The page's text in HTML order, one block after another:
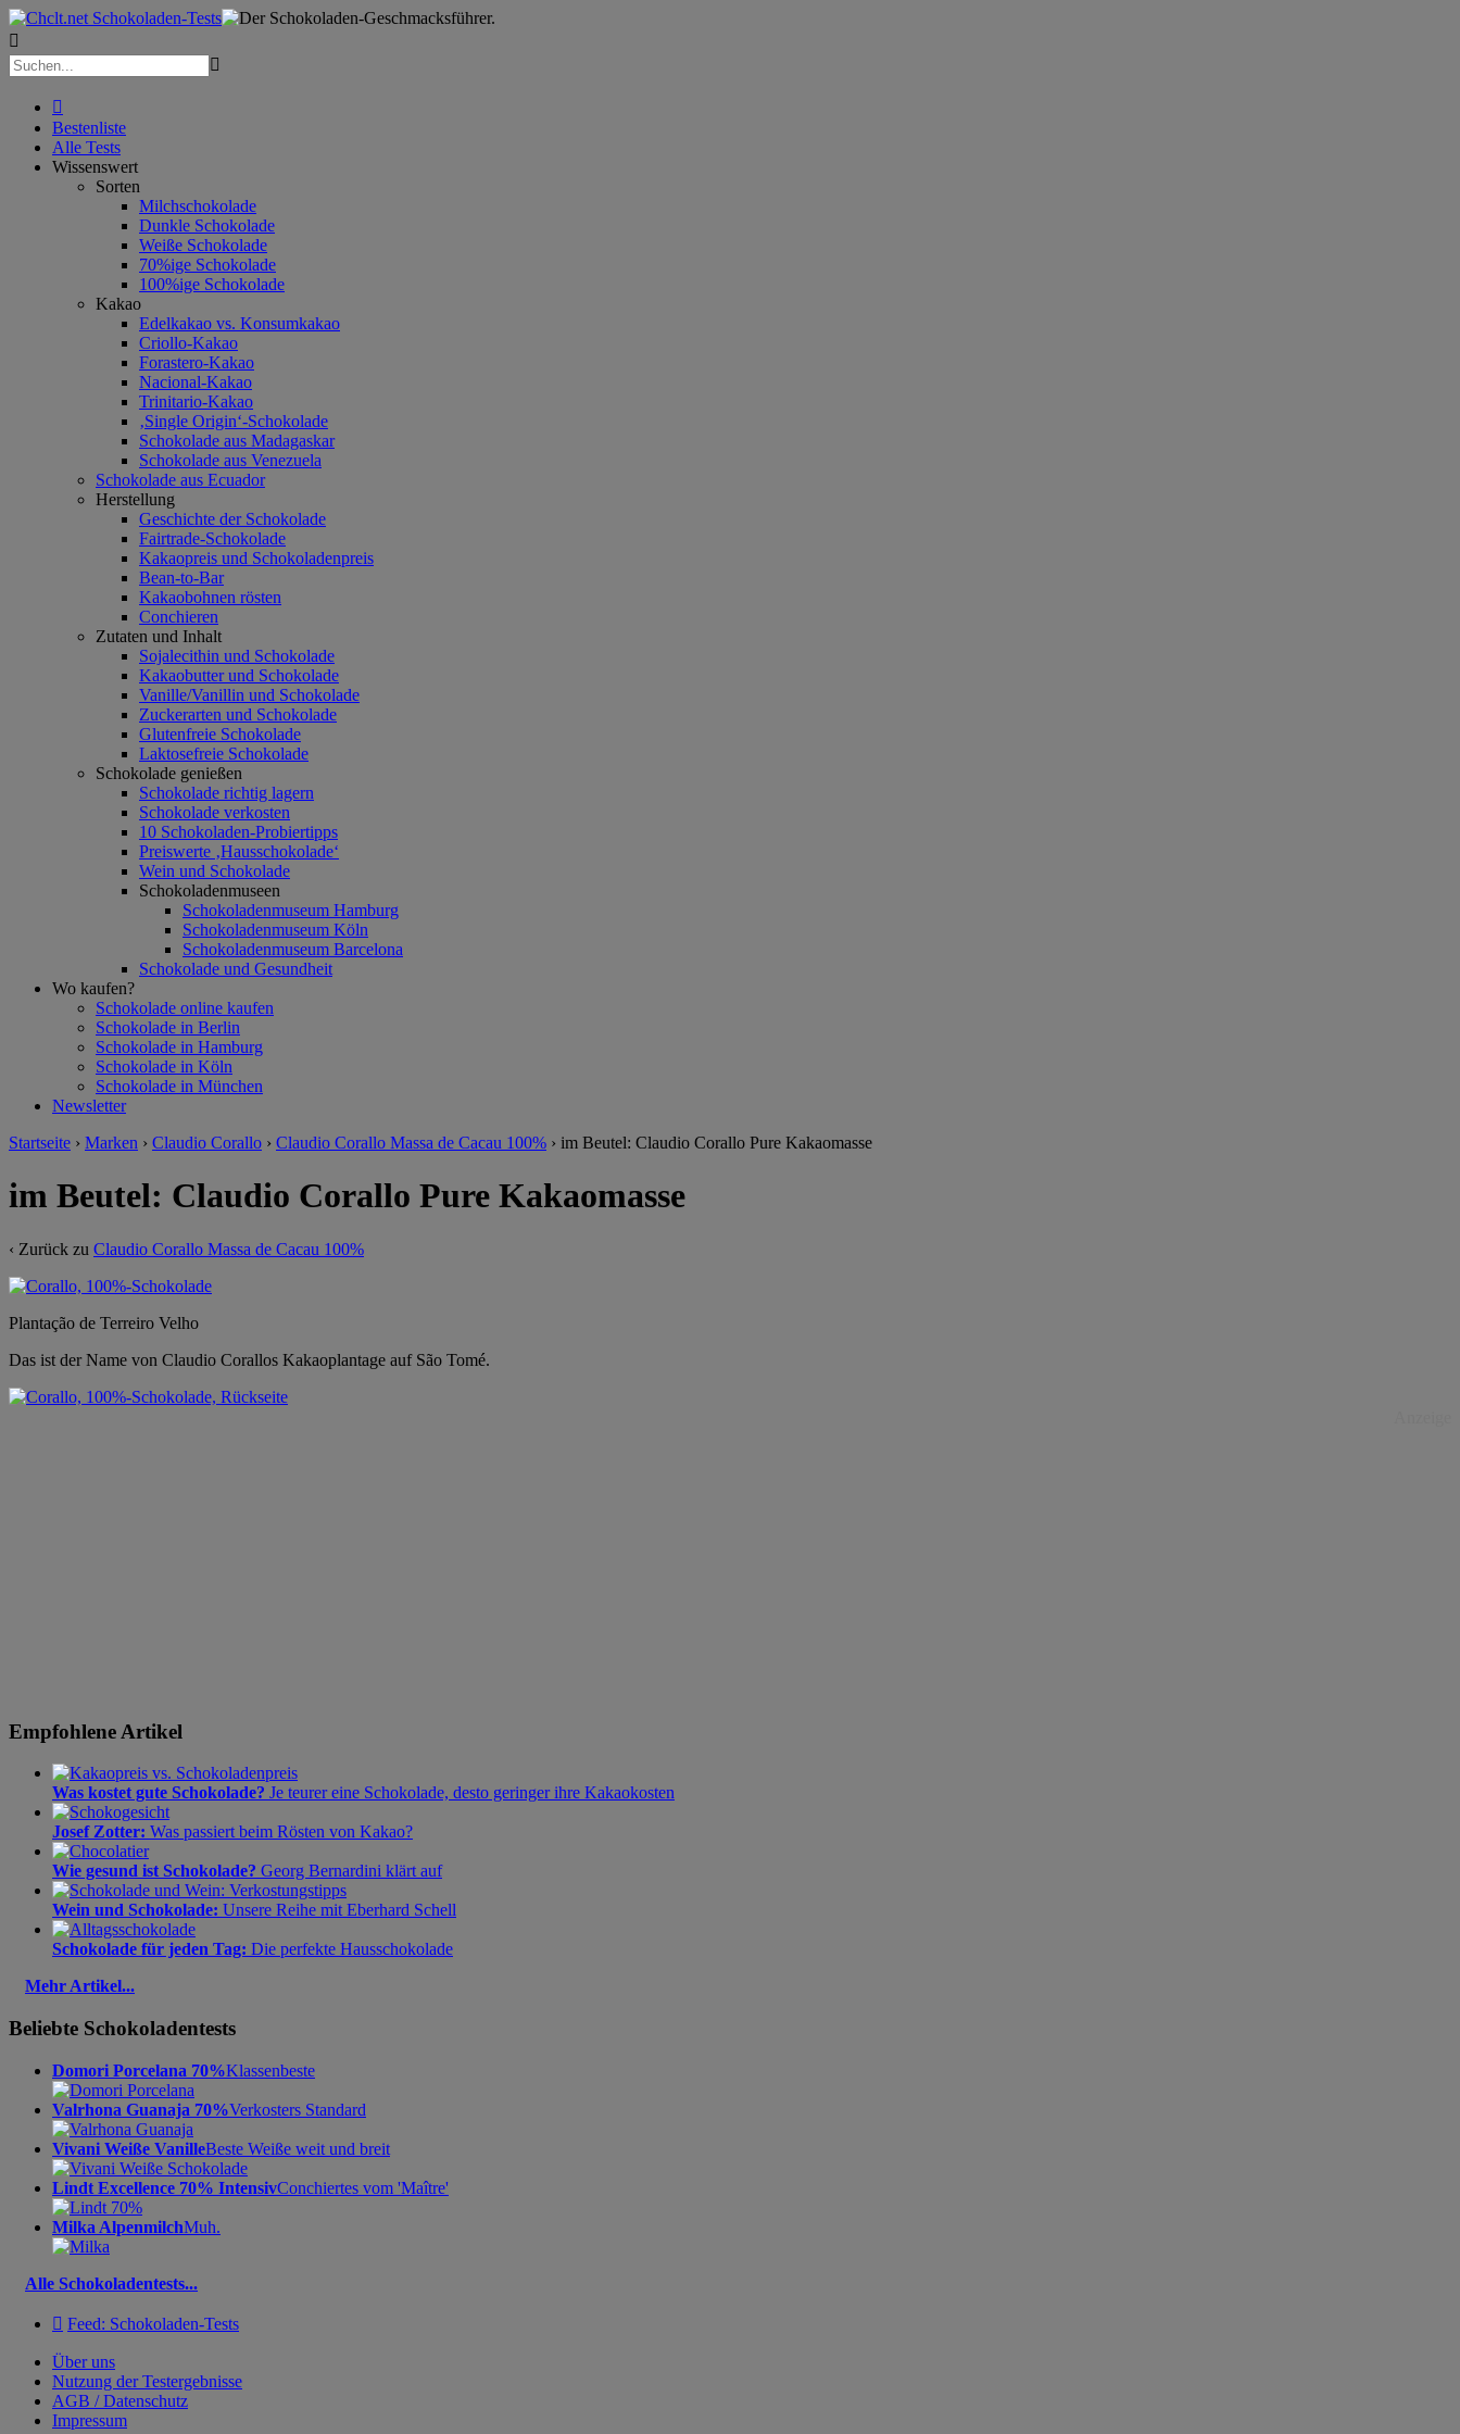



Bestenliste
Alle Tests
Wissenswert
Sorten
Milchschokolade
Dunkle Schokolade
Weiße Schokolade
70%ige Schokolade
100%ige Schokolade
Kakao
Edelkakao vs. Konsumkakao
Criollo-Kakao
Forastero-Kakao
Nacional-Kakao
Trinitario-Kakao
‚Single Origin‘-Schokolade
Schokolade aus Madagaskar
Schokolade aus Venezuela
Schokolade aus Ecuador
Herstellung
Geschichte der Schokolade
Fairtrade-Schokolade
Kakaopreis und Schokoladenpreis
Bean-to-Bar
Kakaobohnen rösten
Conchieren
Zutaten und Inhalt
Sojalecithin und Schokolade
Kakaobutter und Schokolade
Vanille/Vanillin und Schokolade
Zuckerarten und Schokolade
Glutenfreie Schokolade
Laktosefreie Schokolade
Schokolade genießen
Schokolade richtig lagern
Schokolade verkosten
10 Schokoladen-Probiertipps
Preiswerte ‚Hausschokolade‘
Wein und Schokolade
Schokoladenmuseen
Schokoladenmuseum Hamburg
Schokoladenmuseum Köln
Schokoladenmuseum Barcelona
Schokolade und Gesundheit
Wo kaufen?
Schokolade online kaufen
Schokolade in Berlin
Schokolade in Hamburg
Schokolade in Köln
Schokolade in München
Newsletter
Startseite › Marken › Claudio Corallo › Claudio Corallo Massa de Cacau 100% › im Beutel: Claudio Corallo Pure Kakaomasse
im Beutel: Claudio Corallo Pure Kakaomasse
‹ Zurück zu Claudio Corallo Massa de Cacau 100%
Plantação de Terreiro Velho
Das ist der Name von Claudio Corallos Kakaoplantage auf São Tomé.
Empfohlene Artikel
Was kostet gute Schokolade? Je teurer eine Schokolade, desto geringer ihre Kakaokosten
Josef Zotter: Was passiert beim Rösten von Kakao?
Wie gesund ist Schokolade? Georg Bernardini klärt auf
Wein und Schokolade: Unsere Reihe mit Eberhard Schell
Schokolade für jeden Tag: Die perfekte Hausschokolade
Mehr Artikel...
Beliebte Schokoladentests
Domori Porcelana 70%Klassenbeste
Valrhona Guanaja 70%Verkosters Standard
Vivani Weiße VanilleBeste Weiße weit und breit
Lindt Excellence 70% IntensivConchiertes vom 'Maître'
Milka AlpenmilchMuh.
Alle Schokoladentests...
 Feed: Schokoladen-Tests
Über uns
Nutzung der Testergebnisse
AGB / Datenschutz
Impressum